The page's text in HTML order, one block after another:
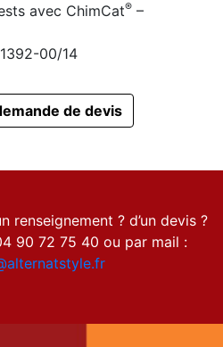
avec ChimCat® –
00/14
de devis
renseignement ? d’un devis ?
90 72 75 40 ou par mail :